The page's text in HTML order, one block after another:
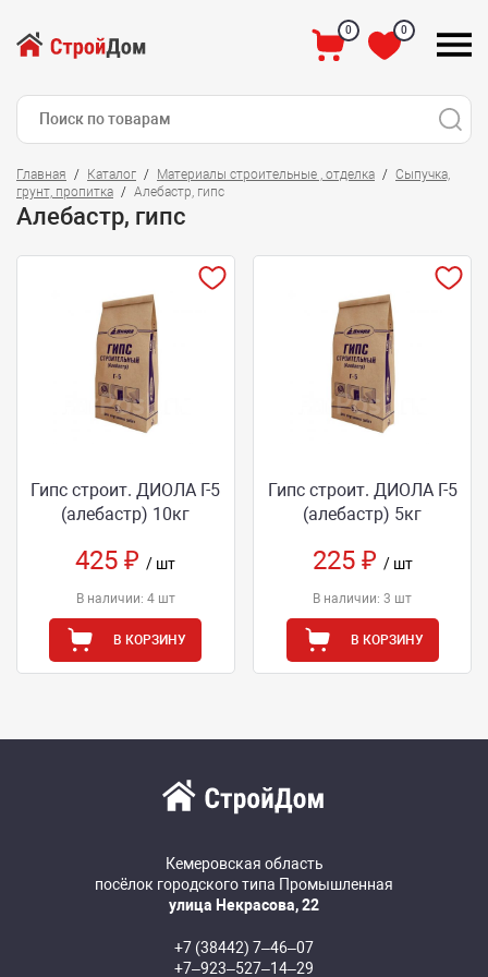
0 0
Главная Каталог Материалы строительные , отделка
Сыпучка,
грунт, пропитка
Алебастр, гипс
Алебастр, гипс
Гипс строит. ДИОЛА Г-5
(алебастр) 10кг
425 ₽/ шт
В наличии: 4 шт
В КОРЗИНУ
Гипс строит. ДИОЛА Г-5
(алебастр) 5кг
225 ₽ / шт
В наличии: 3 шт
В КОРЗИНУ
Кемеровская область
посёлок городского типа Промышленная
улица Некрасова, 22
+7 (38442) 7‒46‒07
+7‒923‒527‒14‒29